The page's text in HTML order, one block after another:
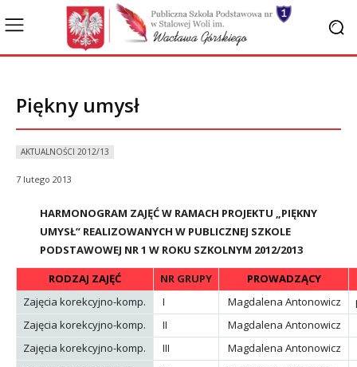
Piękny umysł
AKTUALNOŚCI 2012/13
7 lutego 2013
HARMONOGRAM ZAJĘĆ W RAMACH PROJEKTU „PIĘKNY
UMYSŁ” REALIZOWANYCH W PUBLICZNEJ SZKOLE
PODSTAWOWEJ NR 1 W ROKU SZKOLNYM 2012/2013
RODZAJ ZAJĘĆ
NR GRUPY PROWADZĄCY
Zajęcia korekcyjno-komp.
I Magdalena Antonowicz
Zajęcia korekcyjno-komp.
II Magdalena Antonowicz
Zajęcia korekcyjno-komp.
III Magdalena Antonowicz